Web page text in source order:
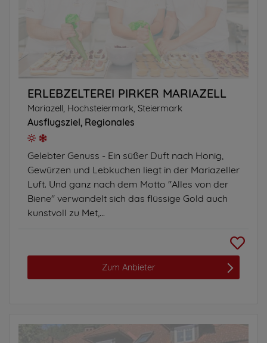
ERLEBZELTEREI PIRKER MARIAZELL
Mariazell, Hochsteiermark, Steiermark
Ausflugsziel Regionales
Gelebter Genuss - Ein süßer Duft nach Honig,
Gewürzen und Lebkuchen liegt in der Mariazeller
Luft. Und ganz nach dem Motto "Alles von der
Biene" verwandelt sich das flüssige Gold auch
kunstvoll zu Met,...
Zum Anbieter